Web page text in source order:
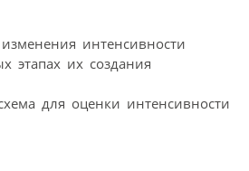
интенсивности
этапах их создания
для оценки интенсивности